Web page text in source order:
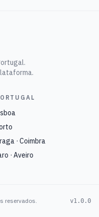
· Coimbra
· Aveiro
reservados. v1.0.0